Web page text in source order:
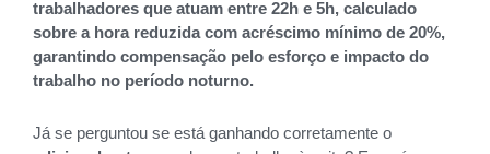
trabalhadores que atuam entre 22h e 5h, calculado
sobre a hora reduzida com acréscimo mínimo de 20%,
garantindo compensação pelo esforço e impacto do
trabalho no período noturno.
Já se perguntou se está ganhando corretamente o